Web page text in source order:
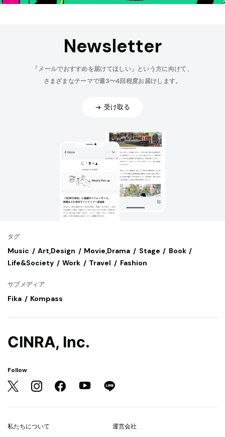
Newsletter
「メールでおすすめを届けてほしい」という方に向けて、
さまざまなテーマで週3〜4回程度お届けします。
受け取る
タグ
Music Art,Design Movie,Drama Stage
Book
Life&Society
Work Travel Fashion
サブメディア
Fika Kompass
CINRA, Inc.
Follow
私たちについて 運営会社